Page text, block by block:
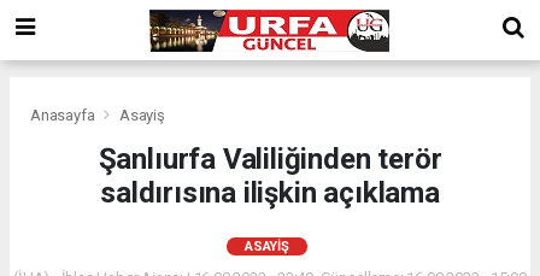
Anasayfa Asayiş
Şanlıurfa Valiliğinden terör
saldırısına ilişkin açıklama
ASAYIŞ